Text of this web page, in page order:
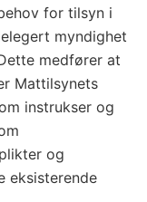
for tilsyn i
myndighet
medfører at
Mattilsynets
instrukser og
og
eksisterende